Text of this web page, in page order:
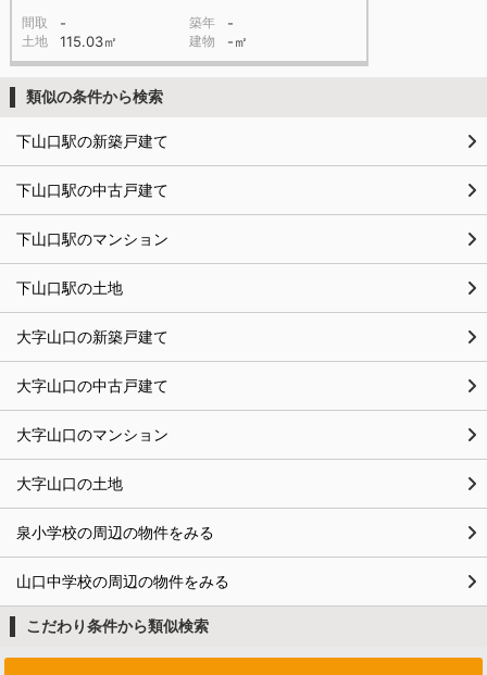
間取 - 築年 -
土地 115.03㎡ 建物 -㎡
類似の条件から検索
下山口駅の新築戸建て
下山口駅の中古戸建て
下山口駅のマンション
下山口駅の土地
大字山口の新築戸建て
大字山口の中古戸建て
大字山口のマンション
大字山口の土地
泉小学校の周辺の物件をみる
山口中学校の周辺の物件をみる
こだわり条件から類似検索